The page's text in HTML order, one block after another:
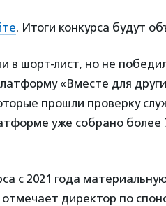
. Итоги конкурса будут
в шорт-лист, но не
«Вместе для
прошли проверку
уже собрано более
с 2021 года
директор по